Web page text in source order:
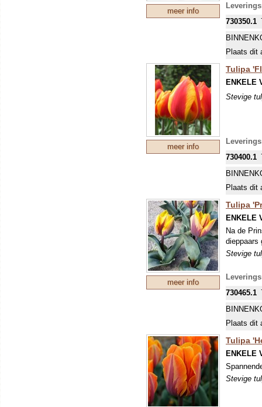
meer info
730350.1
Plaats dit
meer info
Tulipa
ENKELE
Stevige
730400.1
Plaats dit
meer info
Tulipa
ENKELE
Na de
dieppaars
Stevige
730465.1
Plaats dit
Tulipa
ENKELE
Stevige